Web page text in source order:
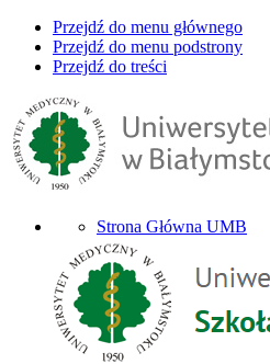
Przejdź do menu głównego
Przejdź do menu podstrony
Przejdź do treści
Strona Główna UMB